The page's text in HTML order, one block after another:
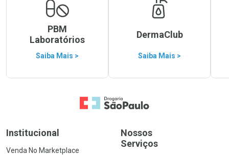
PBM
Laboratórios
Saiba Mais >
DermaClub
Saiba Mais >
Ir para a Home
Institucional
Venda No Marketplace
Nossos
Serviços